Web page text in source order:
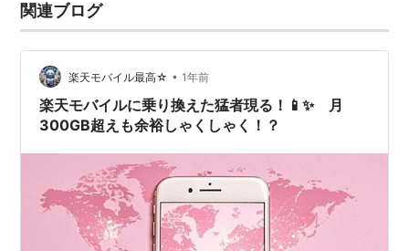
関連ブログ
楽天モバイル最高☆ • 1年前
楽天モバイルに乗り換えた猛者現る！📱✨ 月
300GB超えも余裕しゃくしゃく！？